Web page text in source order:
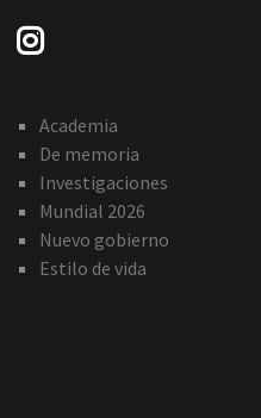
Academia
De memoria
Investigaciones
Mundial 2026
Nuevo gobierno
Estilo de vida